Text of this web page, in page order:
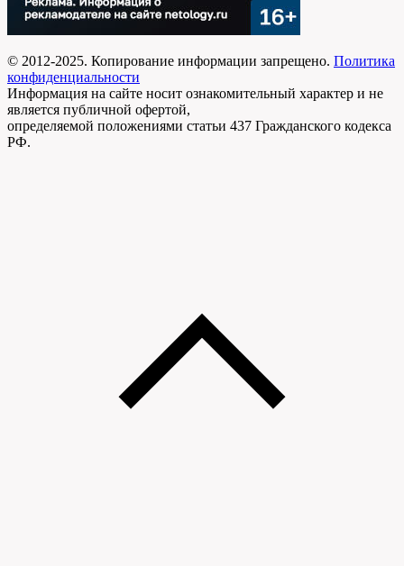
© 2012-2025. Копирование информации запрещено. Политика
конфиденциальности
Информация на сайте носит ознакомительный характер и не
является публичной офертой,
определяемой положениями статьи 437 Гражданского кодекса
РФ.